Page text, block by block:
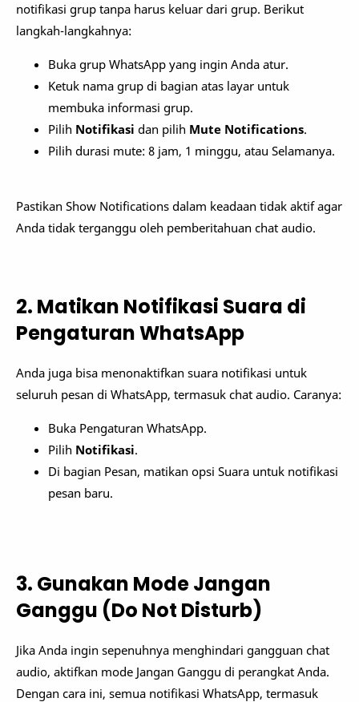
notifikasi grup tanpa harus keluar dari grup. Berikut
langkah-langkahnya:
Buka grup WhatsApp yang ingin Anda atur.
Ketuk nama grup di bagian atas layar untuk
membuka informasi grup.
Pilih Notifikasi dan pilih Mute Notifications.
Pilih durasi mute: 8 jam, 1 minggu, atau Selamanya.
Pastikan Show Notifications dalam keadaan tidak aktif agar
Anda tidak terganggu oleh pemberitahuan chat audio.
2. Matikan Notifikasi Suara di
Pengaturan WhatsApp
Anda juga bisa menonaktifkan suara notifikasi untuk
seluruh pesan di WhatsApp, termasuk chat audio. Caranya:
Buka Pengaturan WhatsApp.
Pilih Notifikasi.
Di bagian Pesan, matikan opsi Suara untuk notifikasi
pesan baru.
3. Gunakan Mode Jangan
Ganggu (Do Not Disturb)
Jika Anda ingin sepenuhnya menghindari gangguan chat
audio, aktifkan mode Jangan Ganggu di perangkat Anda.
Dengan cara ini, semua notifikasi WhatsApp, termasuk